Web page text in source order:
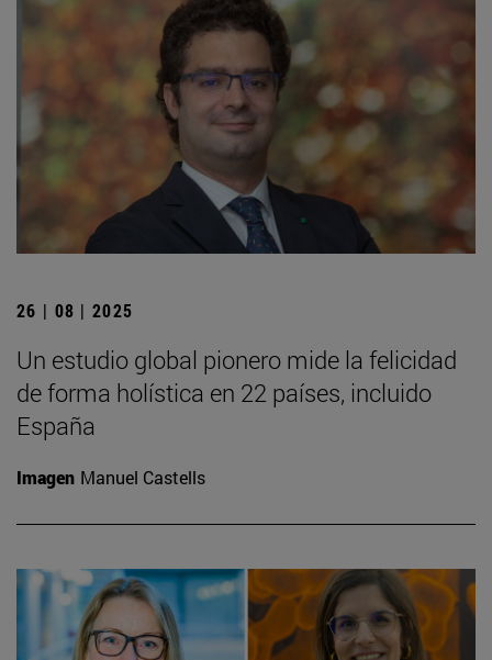
26 | 08 | 2025
Un estudio global pionero mide la felicidad
de forma holística en 22 países, incluido
España
Imagen Manuel Castells